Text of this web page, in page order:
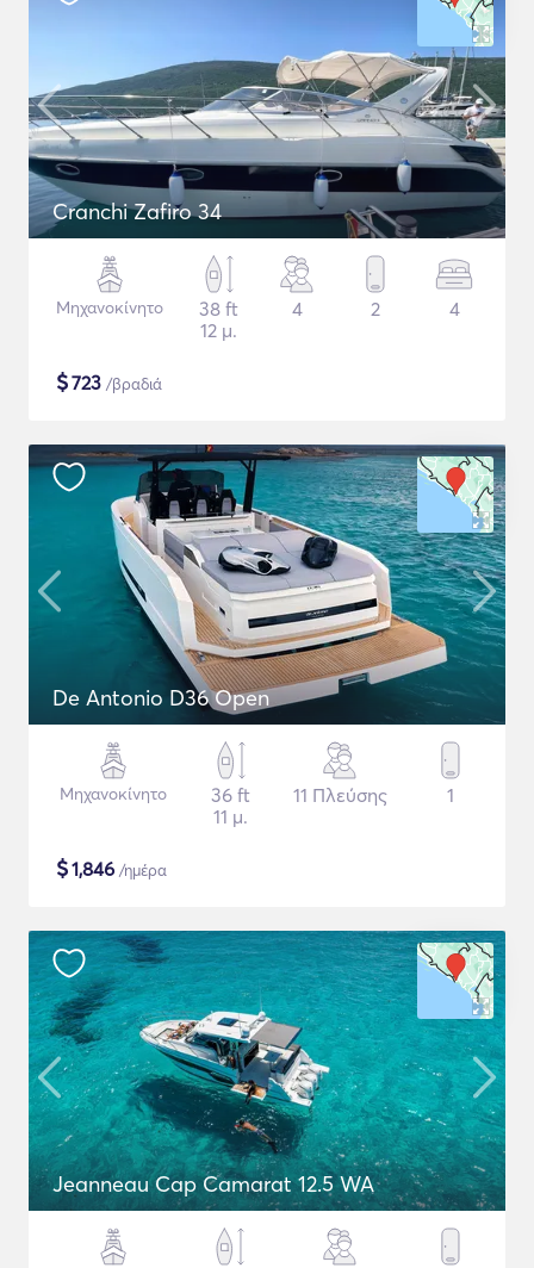
Cranchi Zafiro 34
Μηχανοκίνητο
38 ft
12 μ.
4 2 4
$723 /βραδιά
De Antonio D36 Open
Μηχανοκίνητο
36 ft
11 μ.
11 Πλεύσης 1
$1,846 /ημέρα
Jeanneau Cap Camarat 12.5 WA